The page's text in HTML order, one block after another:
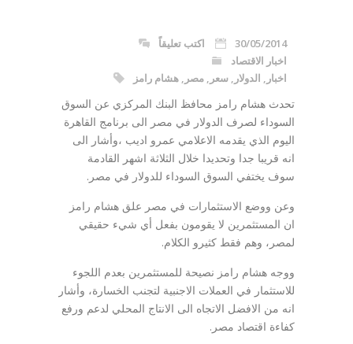
30/05/2014
اكتب تعليقاً
اخبار الاقتصاد
اخبار
الدولار سعر مصر هشام رامز
تحدث هشام رامز محافظ البنك المركزي عن السوق
السوداء لصرف الدولار في مصر الى برنامج القاهرة
اليوم الذي يقدمه الاعلامي عمرو اديب ،وأشار الى
انه قريبا جدا وتحديدا خلال الثلاثة اشهر القادمة
سوف يختفي السوق السوداء للدولار في مصر.
وعن ووضع الاستثمارات في مصر علق هشام رامز
ان المستثمرين لا يقومون بفعل أي شيء حقيقي
لمصر، وهم فقط كثيرو الكلام.
ووجه هشام رامز نصيحة للمستثمرين بعدم اللجوء
للاستثمار في العملات الاجنبية لتجنب الخسارة، وأشار
انه من الافضل الاتجاه الى الانتاج المحلي لدعم ورفع
كفاءة اقتصاد مصر.